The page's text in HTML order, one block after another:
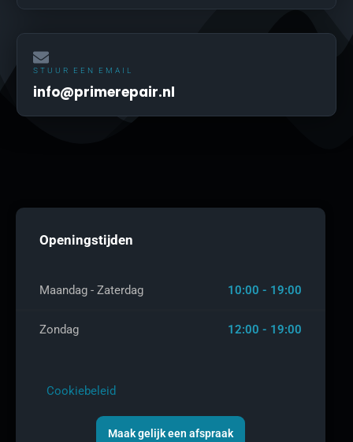
STUUR EEN EMAIL
info@primerepair.nl
Openingstijden
Maandag - Zaterdag 10:00 - 19:00
Zondag 12:00 - 19:00
Cookiebeleid
Maak gelijk een afspraak